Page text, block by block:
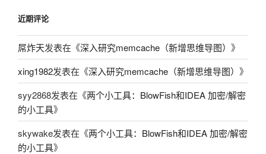
近期评论
屌炸天发表在《深入研究memcache（新增思维导图） 》
xing1982发表在《深入研究memcache（新增思维导图） 》
syy2868发表在《两个小工具：BlowFish和IDEA 加密/解密
的小工具》
skywake发表在《两个小工具：BlowFish和IDEA 加密/解密
的小工具》